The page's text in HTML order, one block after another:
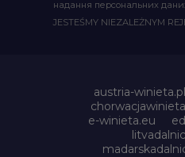
надання персональних
JESTEŚMY NIEZALEŻNYM
austria-winieta.pl
e-winieta.eu